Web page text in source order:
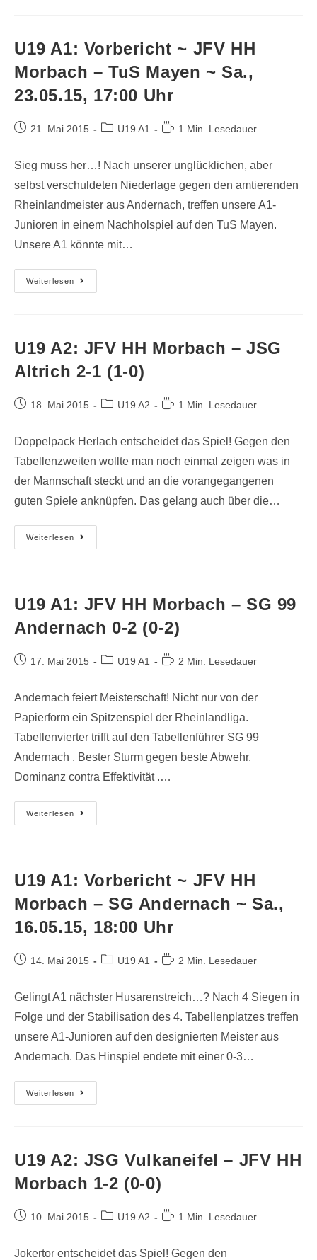
U19 A1: Vorbericht ~ JFV HH
Morbach – TuS Mayen ~ Sa.,
23.05.15, 17:00 Uhr
21. Mai 2015 U19 A1 1 Min. Lesedauer
Sieg muss her…! Nach unserer unglücklichen, aber
selbst verschuldeten Niederlage gegen den amtierenden
Rheinlandmeister aus Andernach, treffen unsere A1-
Junioren in einem Nachholspiel auf den TuS Mayen.
Unsere A1 könnte mit…
Weiterlesen
U19 A2: JFV HH Morbach – JSG
Altrich 2-1 (1-0)
18. Mai 2015 U19 A2 1 Min. Lesedauer
Doppelpack Herlach entscheidet das Spiel! Gegen den
Tabellenzweiten wollte man noch einmal zeigen was in
der Mannschaft steckt und an die vorangegangenen
guten Spiele anknüpfen. Das gelang auch über die…
Weiterlesen
U19 A1: JFV HH Morbach – SG 99
Andernach 0-2 (0-2)
17. Mai 2015 U19 A1 2 Min. Lesedauer
Andernach feiert Meisterschaft! Nicht nur von der
Papierform ein Spitzenspiel der Rheinlandliga.
Tabellenvierter trifft auf den Tabellenführer SG 99
Andernach . Bester Sturm gegen beste Abwehr.
Dominanz contra Effektivität .…
Weiterlesen
U19 A1: Vorbericht ~ JFV HH
Morbach – SG Andernach ~ Sa.,
16.05.15, 18:00 Uhr
14. Mai 2015 U19 A1 2 Min. Lesedauer
Gelingt A1 nächster Husarenstreich…? Nach 4 Siegen in
Folge und der Stabilisation des 4. Tabellenplatzes treffen
unsere A1-Junioren auf den designierten Meister aus
Andernach. Das Hinspiel endete mit einer 0-3…
Weiterlesen
U19 A2: JSG Vulkaneifel – JFV HH
Morbach 1-2 (0-0)
10. Mai 2015 U19 A2 1 Min. Lesedauer
Jokertor entscheidet das Spiel! Gegen den